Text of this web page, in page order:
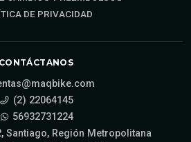
DE PRIVACIDAD
CONTÁCTANOS
(2) 22064145
56932731224
Santiago, Región Metropolitana